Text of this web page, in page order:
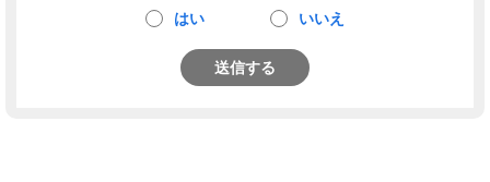
はい いいえ
送信する